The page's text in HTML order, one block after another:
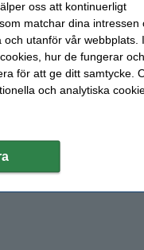
oss att kontinuerligt
matchar dina intressen
utanför vår webbplats. I
hur de fungerar och
för att ge ditt samtycke.
och analytiska